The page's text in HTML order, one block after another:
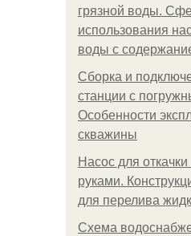
грязной воды.
использования
воды с
Сборка и
станции с
Особенности
скважины
Насос для
руками.
для перелива
Схема